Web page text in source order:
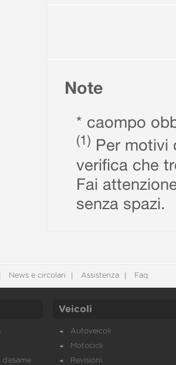
Note
* caompo
(1) Per motivi
verifica che
Fai
senza spazi.
News e circolari Assistenza Faq
Veicoli
Autoveicoli
Motocicli
Revisioni